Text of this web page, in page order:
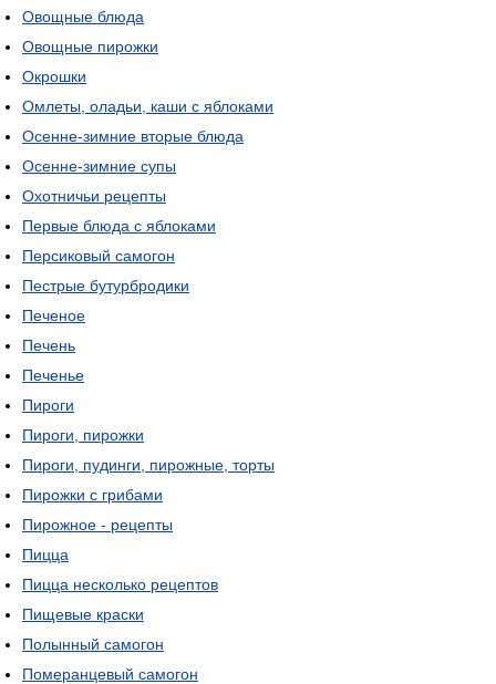
Овощные блюда
Овощные пирожки
Окрошки
Омлеты, оладьи, каши с яблоками
Осенне-зимние вторые блюда
Осенне-зимние супы
Охотничьи рецепты
Первые блюда с яблоками
Персиковый самогон
Пестрые бутурбродики
Печеное
Печень
Печенье
Пироги
Пироги, пирожки
Пироги, пудинги, пирожные, торты
Пирожки с грибами
Пирожное - рецепты
Пицца
Пицца несколько рецептов
Пищевые краски
Полынный самогон
Померанцевый самогон